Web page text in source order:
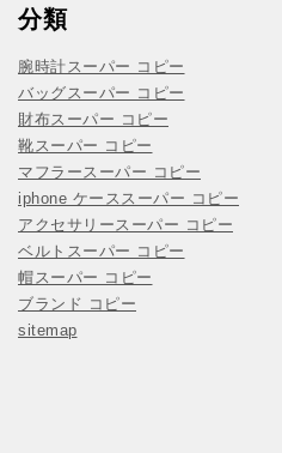
分類
腕時計スーパー コピー
バッグスーパー コピー
財布スーパー コピー
靴スーパー コピー
マフラースーパー コピー
iphone ケーススーパー コピー
アクセサリースーパー コピー
ベルトスーパー コピー
帽スーパー コピー
ブランド コピー
sitemap